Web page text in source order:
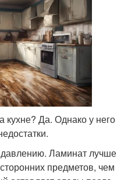
кухне? Да. Однако у него
давлению. Ламинат лучше
предметов, чем